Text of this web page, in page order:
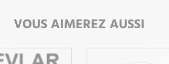
VOUS AIMEREZ AUSSI